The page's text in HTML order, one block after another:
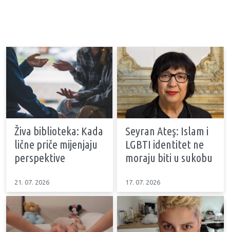
Živa biblioteka: Kada
lične priče mijenjaju
perspektive
21. 07. 2026
Seyran Ateş: Islam i
LGBTI identitet ne
moraju biti u sukobu
17. 07. 2026